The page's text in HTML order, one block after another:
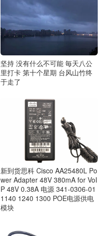
坚持 没有什么不可能 毎天八公
里打卡 第十个星期 台风山竹终
于走了
新到货思科 Cisco AA25480L Po
wer Adapter 48V 380mA for VoI
P 48V 0.38A 电源 341-0306-01
1140 1240 1300 POE电源供电
模块